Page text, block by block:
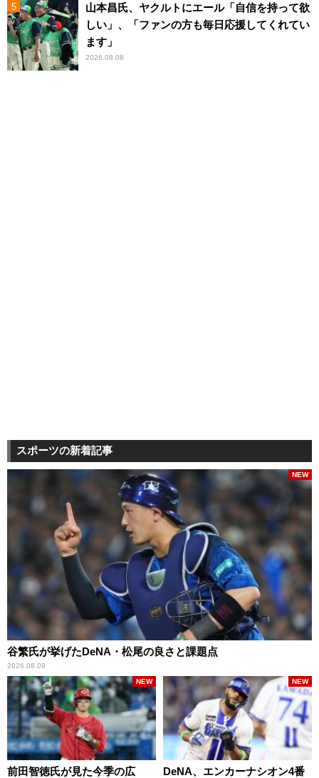
山本昌氏、ヤクルトにエール「自信を持って欲
しい」、「ファンの方も毎日応援してくれてい
ます」
2026.08.08
スポーツの新着記事
谷繁氏が挙げたDeNA・松尾の良さと課題点
2026.08.09
NEW
前田智徳氏が見た今季の広
NEW
DeNA、エンカーナシオン4番
NEW